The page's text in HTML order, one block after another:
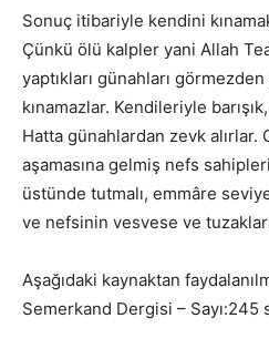
Sonuç itibariyle kendini
Çünkü ölü kalpler yani Allah
yaptıkları günahları
kınamazlar. Kendileriyle
Hatta günahlardan zevk alırlar.
aşamasına gelmiş nefs
üstünde tutmalı, emmâre
ve nefsinin vesvese ve
Aşağıdaki kaynaktan
Semerkand Dergisi – Sayı:245